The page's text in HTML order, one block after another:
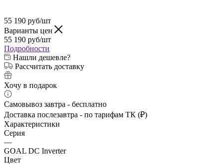
55 190 руб/шт
Варианты цен
55 190 руб/шт
Подробности
Нашли дешевле?
Рассчитать доставку
Хочу в подарок
Самовывоз завтра - бесплатно
Доставка послезавтра - по тарифам ТК (₽)
Характеристики
Серия
—
GOAL DC Inverter
Цвет